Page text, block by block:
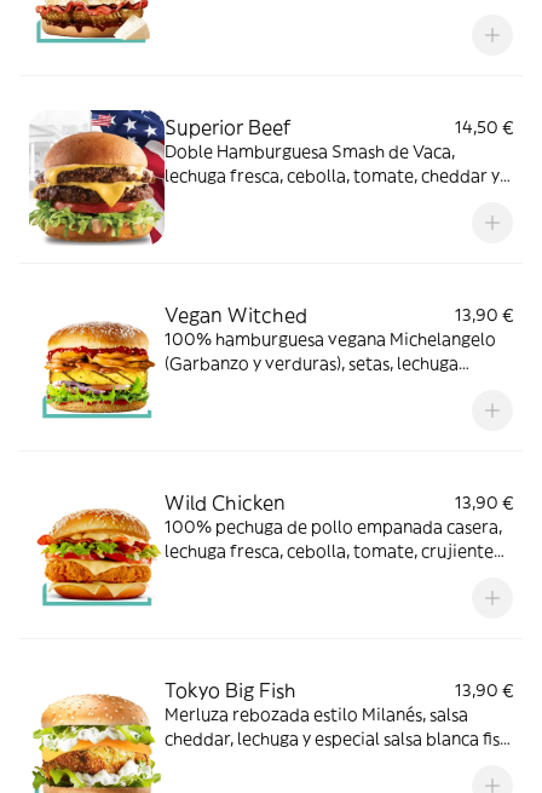
Superior Beef
14,50 €
Doble Hamburguesa Smash de Vaca,
lechuga fresca, cebolla, tomate, cheddar y
Vegan Witched
13,90 €
100% hamburguesa vegana Michelangelo
(Garbanzo y verduras), setas, lechuga
Wild Chicken
13,90 €
100% pechuga de pollo empanada casera,
lechuga fresca, cebolla, tomate, crujiente
Tokyo Big Fish
13,90 €
Merluza rebozada estilo Milanés, salsa
cheddar, lechuga y especial salsa blanca fish